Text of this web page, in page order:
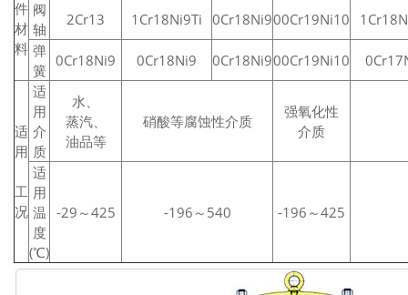
件
材
料
阀
轴
2Cr13 1Cr18Ni9Ti 0Cr18Ni900Cr19Ni10
弹
簧
0Cr18Ni9 0Cr18Ni9 0Cr18Ni900Cr19Ni10
适
用
工
况
适
用
介
质
水、
蒸汽、
油品等
硝酸等腐蚀性介质
强氧化性
介质
适
用
温
度
(℃)
-29～425 -196～540 -196～425